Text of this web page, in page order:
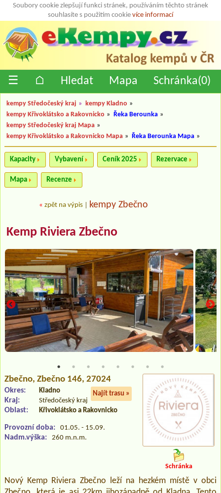
Soubory cookie zlepšují funkci stránek, používáním těchto stránek
souhlasíte s použitím cookie více informací
☰ ⌂ Hledat Mapa Schránka(0)
kempy Středočeský kraj » kempy Kladno »
kempy Křivoklátsko a Rakovnicko » Řeka Berounka »
kempy Středočeský kraj Mapa »
kempy Křivoklátsko a Rakovnicko Mapa » Řeka Berounka Mapa »
Kapacity Vybavení Ceník 2025 Rezervace
Mapa Recenze
« zpět na výpis kempy Zbečno
Kemp Riviera Zbečno
Zbečno, Zbečno 146, 27024
Najít trasu »
Okres: Kladno
Kraj: Středočeský kraj
Oblast: Křivoklátsko a Rakovnicko
Provozní doba: 01.05. - 15.09.
Nadm.výška: 260 m.n.m.
Schránka
Nový Kemp Riviera Zbečno leží na hezkém místě v obci